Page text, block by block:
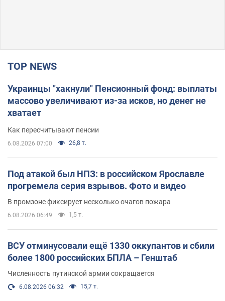
TOP NEWS
Украинцы "хакнули" Пенсионный фонд: выплаты
массово увеличивают из-за исков, но денег не
хватает
Как пересчитывают пенсии
6.08.2026 07:00 26,8 т.
Под атакой был НПЗ: в российском Ярославле
прогремела серия взрывов. Фото и видео
В промзоне фиксирует несколько очагов пожара
6.08.2026 06:49 1,5 т.
ВСУ отминусовали ещё 1330 оккупантов и сбили
более 1800 российских БПЛА – Генштаб
Численность путинской армии сокращается
6.08.2026 06:32 15,7 т.